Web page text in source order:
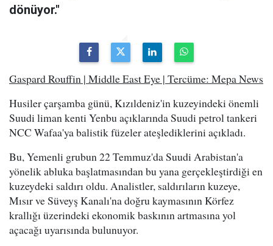
dönüyor."
Gaspard Rouffin | Middle East Eye | Tercüme: Mepa News
Husiler çarşamba günü, Kızıldeniz'in kuzeyindeki önemli
Suudi liman kenti Yenbu açıklarında Suudi petrol tankeri
NCC Wafaa'ya balistik füzeler ateşlediklerini açıkladı.
Bu, Yemenli grubun 22 Temmuz'da Suudi Arabistan'a
yönelik abluka başlatmasından bu yana gerçekleştirdiği en
kuzeydeki saldırı oldu. Analistler, saldırıların kuzeye,
Mısır ve Süveyş Kanalı'na doğru kaymasının Körfez
krallığı üzerindeki ekonomik baskının artmasına yol
açacağı uyarısında bulunuyor.